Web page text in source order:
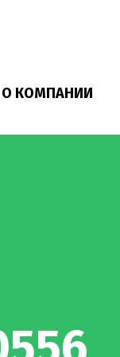
О КОМПАНИИ